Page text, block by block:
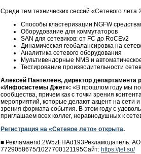
Среди тем технических сессий «Сетевого лета
Способы кластеризации NGFW
Оборудование для коммутаторов
SAN для сетевиков: от FC до RoCEv2
Динамическая геобалансировка на
Аналитика сетевого оборудования
Мультивендорные NMS и
Тестирование производительности
Алексей Пантелеев, директор департамента
«Инфосистемы Джет»: «В прошлом году мы
сообщества, причем как с точки зрения
мероприятий, которые делают акцент на сети и
зрения формата события. В этом году с
приглашаем всех коллег, неравнодушных к
Регистрация на «Сетевое лето» открыта.
■ Рекламаerid:2W5zFHAd193Рекламодатель: АО
7729058675/1027700121195Сайт: https://jet.su/